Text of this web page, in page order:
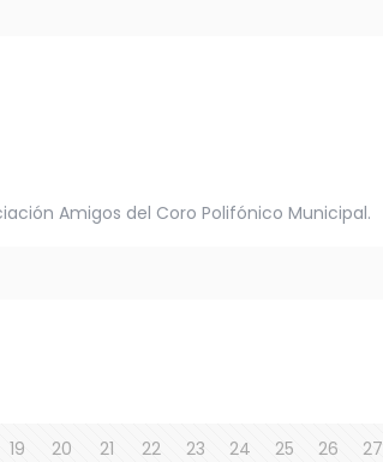
Amigos del Coro Polifónico Municipal.
19 20 21 22 23 24 25 26 27